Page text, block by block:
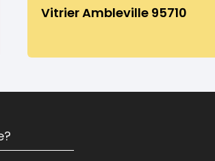
Vitrier Ambleville 95710